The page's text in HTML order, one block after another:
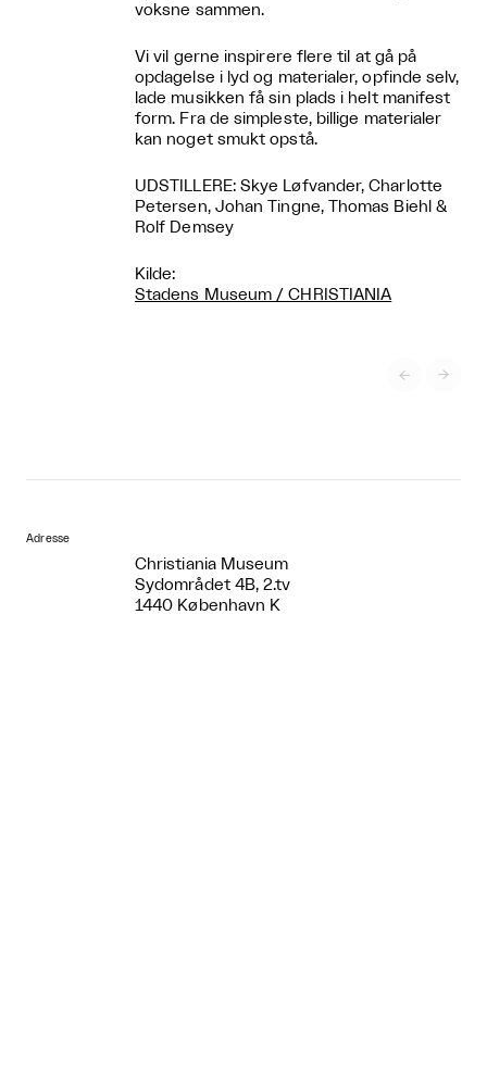
voksne sammen.
Vi vil gerne inspirere flere til at gå på
opdagelse i lyd og materialer, opfinde selv,
lade musikken få sin plads i helt manifest
form. Fra de simpleste, billige materialer
kan noget smukt opstå.
UDSTILLERE: Skye Løfvander, Charlotte
Petersen, Johan Tingne, Thomas Biehl &
Rolf Demsey
Kilde:
Stadens Museum / CHRISTIANIA
 
Adresse
Christiania Museum
Sydområdet 4B, 2.tv
1440 København K